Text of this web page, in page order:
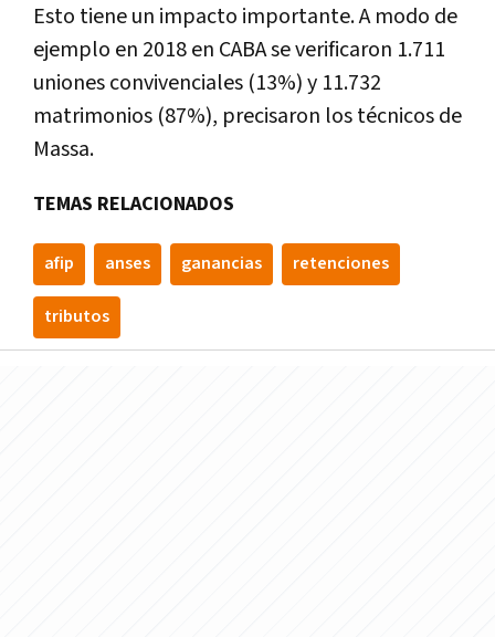
Esto tiene un impacto importante. A modo de
ejemplo en 2018 en CABA se verificaron 1.711
uniones convivenciales (13%) y 11.732
matrimonios (87%), precisaron los técnicos de
Massa.
TEMAS RELACIONADOS
afip anses ganancias retenciones
tributos